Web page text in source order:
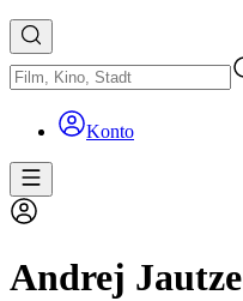
Konto
Andrej Jautze